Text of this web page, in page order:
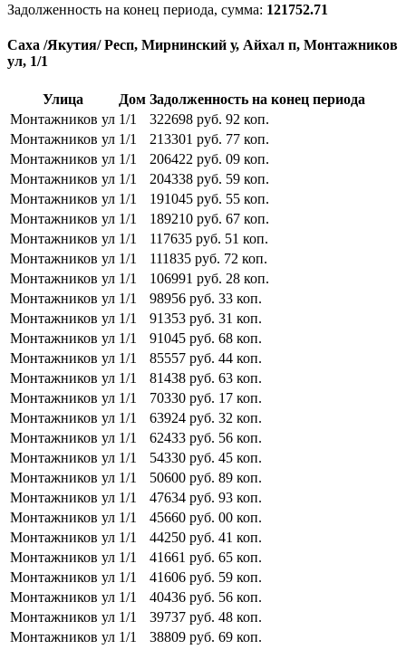
Задолженность на конец периода, сумма: 121752.71
Саха /Якутия/ Респ, Мирнинский у, Айхал п, Монтажников
ул, 1/1
Улица Дом Задолженность на конец периода
Монтажников ул 1/1 322698 руб. 92 коп.
Монтажников ул 1/1 213301 руб. 77 коп.
Монтажников ул 1/1 206422 руб. 09 коп.
Монтажников ул 1/1 204338 руб. 59 коп.
Монтажников ул 1/1 191045 руб. 55 коп.
Монтажников ул 1/1 189210 руб. 67 коп.
Монтажников ул 1/1 117635 руб. 51 коп.
Монтажников ул 1/1 111835 руб. 72 коп.
Монтажников ул 1/1 106991 руб. 28 коп.
Монтажников ул 1/1 98956 руб. 33 коп.
Монтажников ул 1/1 91353 руб. 31 коп.
Монтажников ул 1/1 91045 руб. 68 коп.
Монтажников ул 1/1 85557 руб. 44 коп.
Монтажников ул 1/1 81438 руб. 63 коп.
Монтажников ул 1/1 70330 руб. 17 коп.
Монтажников ул 1/1 63924 руб. 32 коп.
Монтажников ул 1/1 62433 руб. 56 коп.
Монтажников ул 1/1 54330 руб. 45 коп.
Монтажников ул 1/1 50600 руб. 89 коп.
Монтажников ул 1/1 47634 руб. 93 коп.
Монтажников ул 1/1 45660 руб. 00 коп.
Монтажников ул 1/1 44250 руб. 41 коп.
Монтажников ул 1/1 41661 руб. 65 коп.
Монтажников ул 1/1 41606 руб. 59 коп.
Монтажников ул 1/1 40436 руб. 56 коп.
Монтажников ул 1/1 39737 руб. 48 коп.
Монтажников ул 1/1 38809 руб. 69 коп.